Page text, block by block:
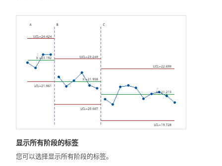
显示所有阶段的标签
您可以选择显示所有阶段的标签。